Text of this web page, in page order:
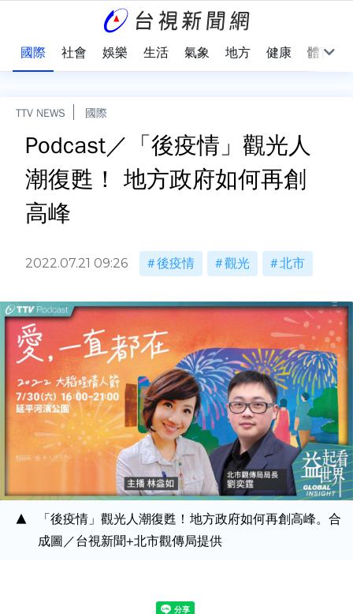
國際 社會 娛樂 生活 氣象 地方 健康 體育
TTV NEWS 國際
Podcast／「後疫情」觀光人
潮復甦！ 地方政府如何再創
高峰
2022.07.21 09:26 後疫情 觀光 北市
「後疫情」觀光人潮復甦！地方政府如何再創高峰。合
成圖／台視新聞+北市觀傳局提供